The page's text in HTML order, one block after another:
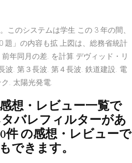
このシステムは学生 この 3 年の間、
題」の内容も拡 上図は、総務省統計
年同月の差. を計算 デヴィッド・リ
波. 第３長波. 第４長波. 鉄道建設. 電
. 太陽光発電.
想・レビュー一覧で
バレフィルターがあ
件 の感想・レビューで
できます。